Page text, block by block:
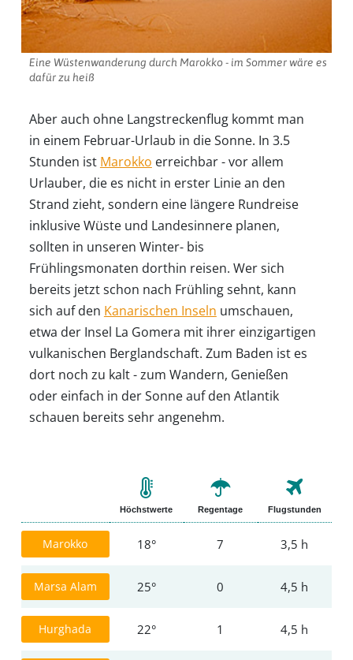
Eine Wüstenwanderung durch Marokko - im Sommer wäre es
dafür zu heiß
Aber auch ohne Langstreckenflug kommt man
in einem Februar-Urlaub in die Sonne. In 3.5
Stunden ist Marokko erreichbar - vor allem
Urlauber, die es nicht in erster Linie an den
Strand zieht, sondern eine längere Rundreise
inklusive Wüste und Landesinnere planen,
sollten in unseren Winter- bis
Frühlingsmonaten dorthin reisen. Wer sich
bereits jetzt schon nach Frühling sehnt, kann
sich auf den Kanarischen Inseln umschauen,
etwa der Insel La Gomera mit ihrer einzigartigen
vulkanischen Berglandschaft. Zum Baden ist es
dort noch zu kalt - zum Wandern, Genießen
oder einfach in der Sonne auf den Atlantik
schauen bereits sehr angenehm.
Höchstwerte Regentage Flugstunden
Marokko 18° 7 3,5 h
Marsa Alam 25° 0 4,5 h
Hurghada 22° 1 4,5 h